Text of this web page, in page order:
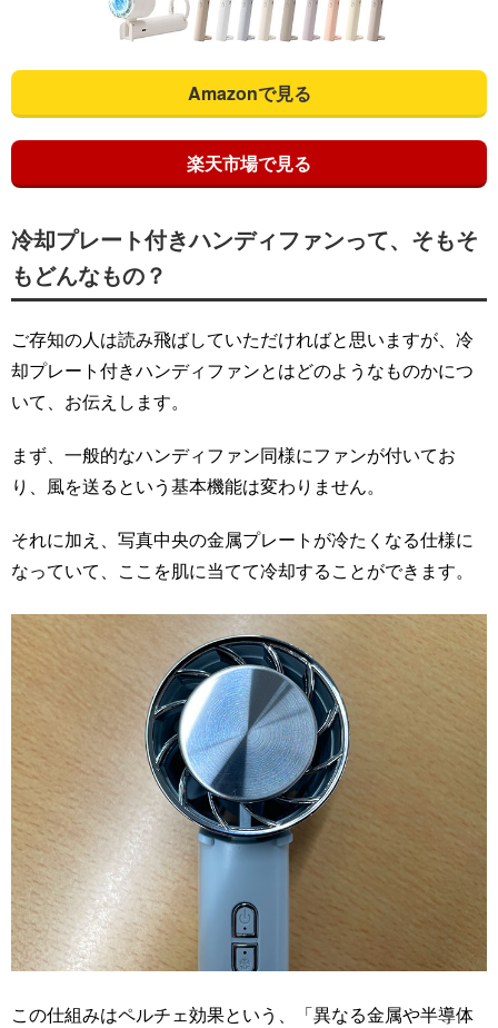
Amazonで見る
楽天市場で見る
冷却プレート付きハンディファンって、そもそ
もどんなもの？
ご存知の人は読み飛ばしていただければと思いますが、冷
却プレート付きハンディファンとはどのようなものかにつ
いて、お伝えします。
まず、一般的なハンディファン同様にファンが付いてお
り、風を送るという基本機能は変わりません。
それに加え、写真中央の金属プレートが冷たくなる仕様に
なっていて、ここを肌に当てて冷却することができます。
この仕組みはペルチェ効果という、「異なる金属や半導体